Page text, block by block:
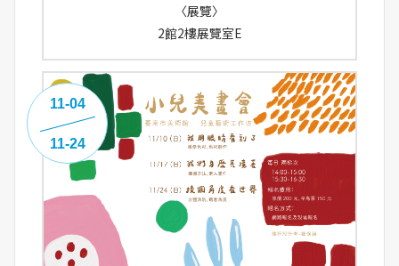
〈展覽〉
2館2樓展覽室E
11-04
11-24